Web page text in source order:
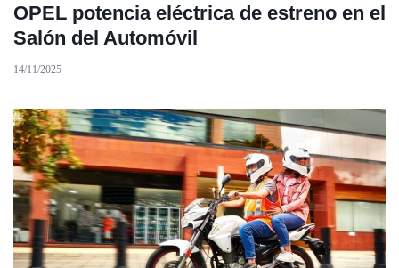
OPEL potencia eléctrica de estreno en el
Salón del Automóvil
14/11/2025